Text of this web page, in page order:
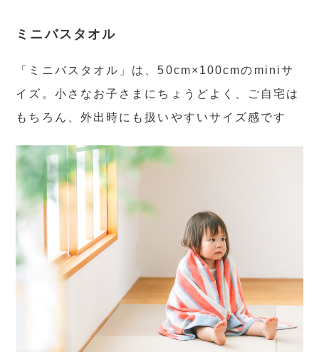
ミニバスタオル
「ミニバスタオル」は、50cm×100cmのminiサ
イズ。小さなお子さまにちょうどよく、ご自宅は
もちろん、外出時にも扱いやすいサイズ感です